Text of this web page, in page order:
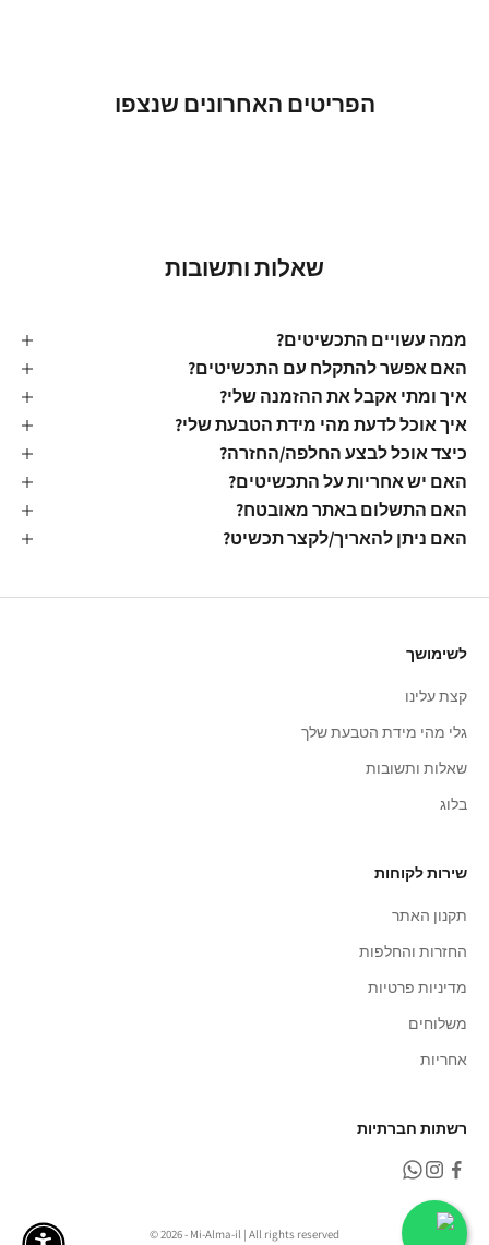
הפריטים האחרונים שנצפו
שאלות ותשובות
ממה עשויים התכשיטים?
האם אפשר להתקלח עם התכשיטים?
איך ומתי אקבל את ההזמנה שלי?
איך אוכל לדעת מהי מידת הטבעת שלי?
כיצד אוכל לבצע החלפה/החזרה?
האם יש אחריות על התכשיטים?
האם התשלום באתר מאובטח?
האם ניתן להאריך/לקצר תכשיט?
לשימושך
קצת עלינו
גלי מהי מידת הטבעת שלך
שאלות ותשובות
בלוג
שירות לקוחות
תקנון האתר
החזרות והחלפות
מדיניות פרטיות
משלוחים
אחריות
רשתות חברתיות
© 2026 - Mi-Alma-il | All rights reserved